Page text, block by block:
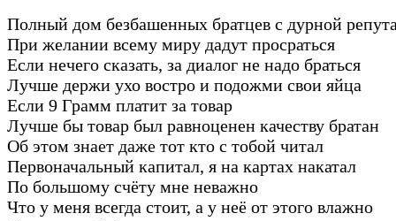
Полный дом безбашенных братцев с дурной
При желании всему миру дадут просраться
Если нечего сказать, за диалог не надо браться
Лучше держи ухо востро и подожми свои яйца
Если 9 Грамм платит за товар
Лучше бы товар был равноценен качеству братан
Об этом знает даже тот кто с тобой читал
Первоначальный капитал, я на картах накатал
По большому счёту мне неважно
Что у меня всегда стоит, а у неё от этого влажно